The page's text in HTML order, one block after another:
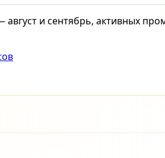
и сентябрь, активных